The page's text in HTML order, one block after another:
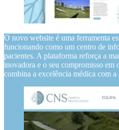
O novo website é uma ferramenta
funcionando como um centro de
pacientes. A plataforma reforça a
inovadora e o seu compromisso em
combina a excelência médica com a